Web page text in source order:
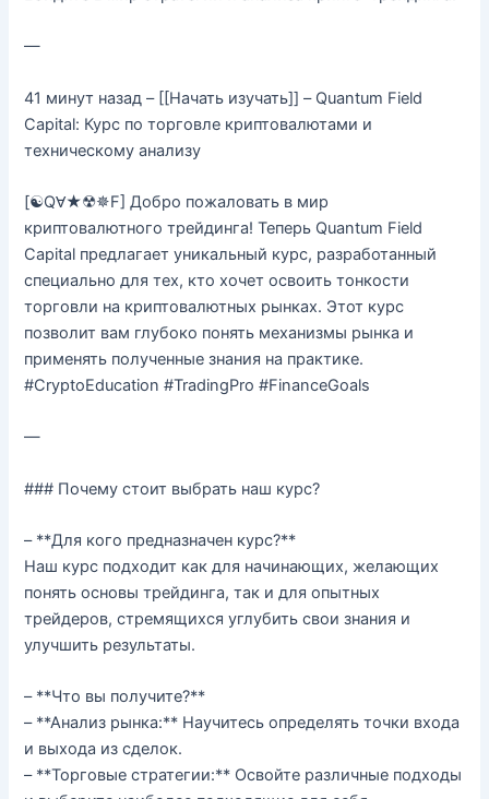
—
41 минут назад – [[Начать изучать]] – Quantum Field
Capital: Курс по торговле криптовалютами и
техническому анализу
[☯QⱯ★☢✵F] Добро пожаловать в мир
криптовалютного трейдинга! Теперь Quantum Field
Capital предлагает уникальный курс, разработанный
специально для тех, кто хочет освоить тонкости
торговли на криптовалютных рынках. Этот курс
позволит вам глубоко понять механизмы рынка и
применять полученные знания на практике.
#CryptoEducation #TradingPro #FinanceGoals
—
### Почему стоит выбрать наш курс?
– **Для кого предназначен курс?**
Наш курс подходит как для начинающих, желающих
понять основы трейдинга, так и для опытных
трейдеров, стремящихся углубить свои знания и
улучшить результаты.
– **Что вы получите?**
– **Анализ рынка:** Научитесь определять точки входа
и выхода из сделок.
– **Торговые стратегии:** Освойте различные подходы